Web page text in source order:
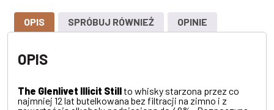
OPIS SPRÓBUJ RÓWNIEŻ OPINIE
OPIS
The Glenlivet Illicit Stillto whisky starzona przez co
najmniej 12 lat butelkowana bez filtracji na zimno i z